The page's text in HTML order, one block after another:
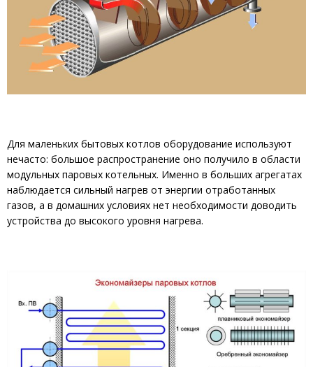
Для маленьких бытовых котлов оборудование используют
нечасто: большое распространение оно получило в области
модульных паровых котельных. Именно в больших агрегатах
наблюдается сильный нагрев от энергии отработанных
газов, а в домашних условиях нет необходимости доводить
устройства до высокого уровня нагрева.